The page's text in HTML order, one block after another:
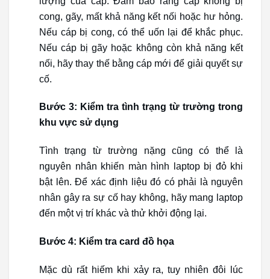
cong, gãy, mất khả năng kết nối hoặc hư hỏng.
Nếu cáp bị cong, có thể uốn lại để khắc phục.
Nếu cáp bị gãy hoặc không còn khả năng kết
nối, hãy thay thế bằng cáp mới để giải quyết sự
cố.
Bước 3: Kiểm tra tình trạng từ trường trong
khu vực sử dụng
Tình trạng từ trường nặng cũng có thể là
nguyên nhân khiến màn hình laptop bị đỏ khi
bật lên. Để xác định liệu đó có phải là nguyên
nhân gây ra sự cố hay không, hãy mang laptop
đến một vị trí khác và thử khởi động lại.
Bước 4: Kiểm tra card đồ họa
Mặc dù rất hiếm khi xảy ra, tuy nhiên đôi lúc